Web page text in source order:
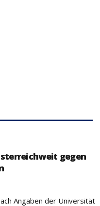
gegen
Angaben der Universität